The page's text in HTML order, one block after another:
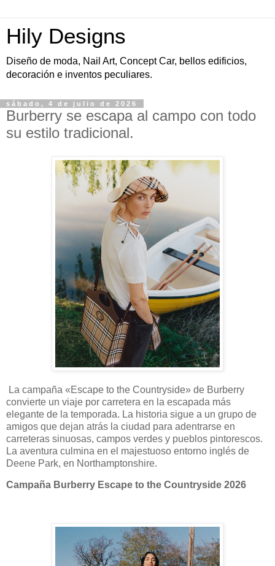
Hily Designs
Diseño de moda, Nail Art, Concept Car, bellos edificios,
decoración e inventos peculiares.
sábado, 4 de julio de 2026
Burberry se escapa al campo con todo
su estilo tradicional.
La campaña «Escape to the Countryside» de Burberry
convierte un viaje por carretera en la escapada más
elegante de la temporada. La historia sigue a un grupo de
amigos que dejan atrás la ciudad para adentrarse en
carreteras sinuosas, campos verdes y pueblos pintorescos.
La aventura culmina en el majestuoso entorno inglés de
Deene Park, en Northamptonshire.
Campaña Burberry Escape to the Countryside 2026